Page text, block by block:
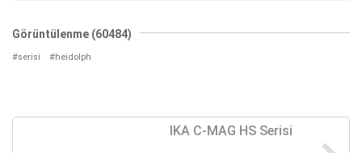
Görüntülenme (60484)
#serisi #heidolph
IKA C-MAG HS Serisi